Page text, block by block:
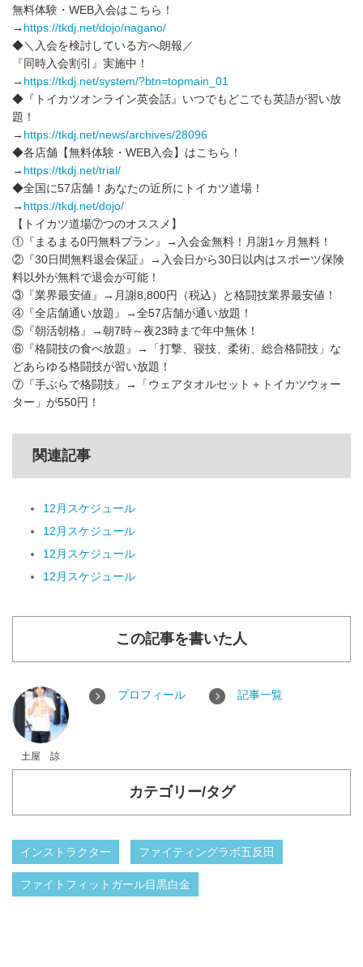
無料体験・WEB入会はこちら！
→ https://tkdj.net/dojo/nagano/
◆＼入会を検討している方へ朗報／
『同時入会割引』実施中！
→ https://tkdj.net/system/?btn=topmain_01
◆『トイカツオンライン英会話』いつでもどこでも英語が習い放
題！
→ https://tkdj.net/news/archives/28096
◆各店舗【無料体験・WEB入会】はこちら！
→ https://tkdj.net/trial/
◆全国に57店舗！あなたの近所にトイカツ道場！
→ https://tkdj.net/dojo/
【トイカツ道場⑦つのオススメ】
①『まるまる0円無料プラン』→入会金無料！月謝1ヶ月無料！
②『30日間無料退会保証』→入会日から30日以内はスポーツ保険
料以外が無料で退会が可能！
③『業界最安値』→月謝8,800円（税込）と格闘技業界最安値！
④『全店舗通い放題』→全57店舗が通い放題！
⑤『朝活朝格』→朝7時～夜23時まで年中無休！
⑥『格闘技の食べ放題』→「打撃、寝技、柔術、総合格闘技」な
どあらゆる格闘技が習い放題！
⑦『手ぶらで格闘技』→「ウェアタオルセット＋トイカツウォー
ター」が550円！
関連記事
12月スケジュール
12月スケジュール
12月スケジュール
12月スケジュール
この記事を書いた人
土屋 諒
プロフィール 記事一覧
カテゴリー/タグ
インストラクター ファイティングラボ五反田
ファイトフィットガール目黒白金